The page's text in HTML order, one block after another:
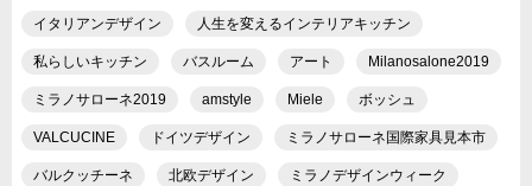
イタリアンデザイン 人生を変えるインテリアキッチン
私らしいキッチン バスルーム アート Milanosalone2019
ミラノサローネ2019 amstyle Miele ボッシュ
VALCUCINE ドイツデザイン ミラノサローネ国際家具見本市
バルクッチーネ 北欧デザイン ミラノデザインウィーク